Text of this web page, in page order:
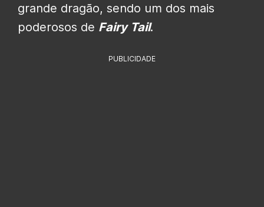
grande dragão, sendo um dos mais
poderosos de Fairy Tail.
PUBLICIDADE